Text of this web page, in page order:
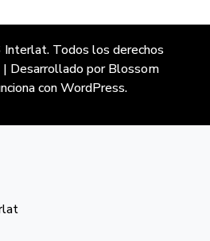
Interlat. Todos los derechos
| Desarrollado porBlossom
conWordPress.